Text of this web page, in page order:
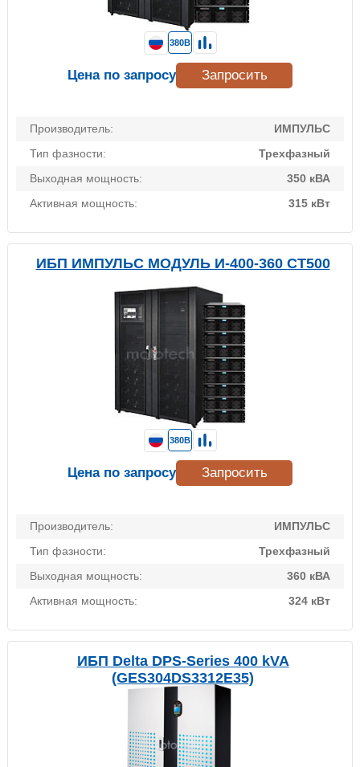
Производитель:
ИМПУЛЬС
Тип фазности:
Трехфазный
Выходная мощность:
350 кВА
Активная мощность:
315 кВт
380В
Цена по запросу Запросить
ИБП ИМПУЛЬС МОДУЛЬ И-400-360 СТ500
Производитель:
ИМПУЛЬС
Тип фазности:
Трехфазный
Выходная мощность:
360 кВА
Активная мощность:
324 кВт
380В
Цена по запросу Запросить
ИБП Delta DPS-Series 400 kVA
(GES304DS3312E35)